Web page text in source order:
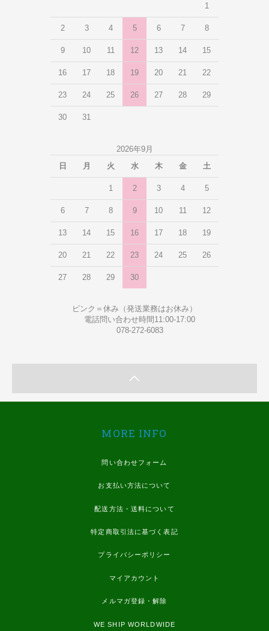
1
2 3 4 5 6 7 8
9 10 11 12 13 14 15
16 17 18 19 20 21 22
23 24 25 26 27 28 29
30 31
2026年9月
日
月 火 水 木 金 土
1 2 3 4 5
6 7 8 9 10 11 12
13 14 15 16 17 18 19
20 21 22 23 24 25 26
27 28 29 30
ピンク＝休み（発送業務はお休み）
電話問い合わせ時間11:00-17:00
078-272-6083
MORE INFO
問い合わせフォーム
お支払い方法について
配送方法・送料について
特定商取引法に基づく表記
プライバシーポリシー
マイアカウント
メルマガ登録・解除
WE SHIP WORLDWIDE